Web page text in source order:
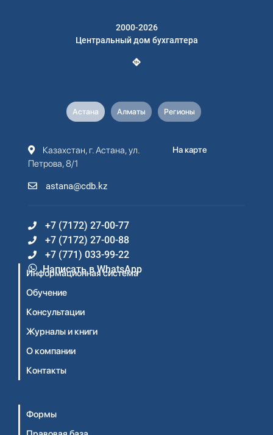
2000-2026
Центральный дом бухгалтера
Астана Алматы Регионы
Казахстан, г. Астана, ул.
Петрова, 8/1
astana@cdb.kz
На карте
+7 (7172) 27-00-77
+7 (7172) 27-00-88
+7 (771) 033-99-22
Написать в WhatsApp
Информационная система
Обучение
Консультации
Журналы и книги
О компании
Контакты
Формы